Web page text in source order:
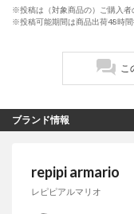
※投稿は（対象商品の）ご購入者
※投稿可能期間は商品出荷48時
ブランド情報
repipi armario
レピピアルマリオ